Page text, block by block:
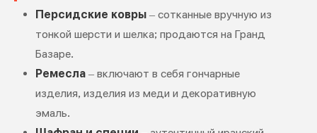
Персидские ковры– сотканные вручную из
тонкой шерсти и шелка; продаются на Гранд
Базаре.
Ремесла– включают в себя гончарные
изделия, изделия из меди и декоративную
эмаль.